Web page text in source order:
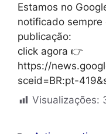
Estamos no
notificado sempre
publicação:
click agora 👉
https://
sceid=BR:pt-
Visualizações: